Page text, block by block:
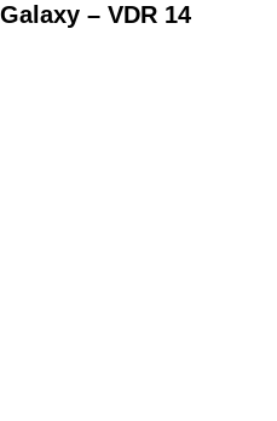
Galaxy – VDR 14